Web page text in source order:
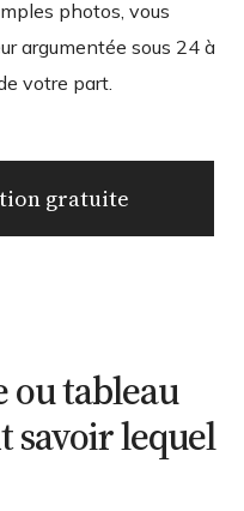
photos, vous
argumentée sous 24 à
votre part.
gratuite
ou tableau
savoir lequel